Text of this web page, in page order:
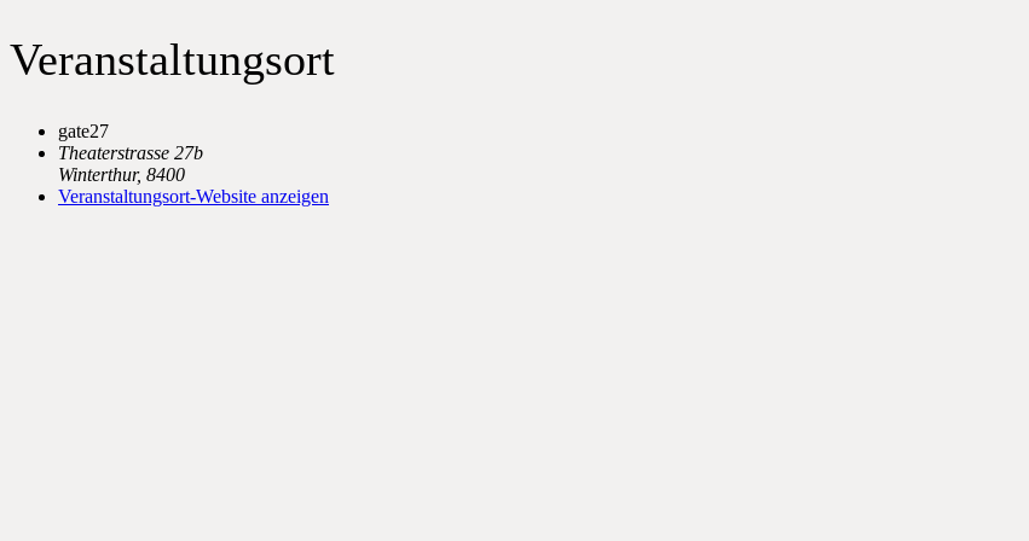
Veranstaltungsort
gate27
Theaterstrasse 27b
Winterthur, 8400
Veranstaltungsort-Website anzeigen